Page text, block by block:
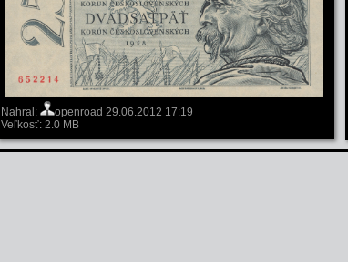
Nahral:
openroad 29.06.2012 17:19
Veľkosť: 2.0 MB